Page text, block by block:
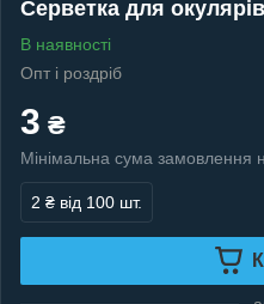
Серветка для
В наявності
Опт і роздріб
3 ₴
Мінімальна сума замовлення
2 ₴ від 100 шт.